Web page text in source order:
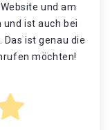
und am
ist auch bei
Das ist genau die
möchten!